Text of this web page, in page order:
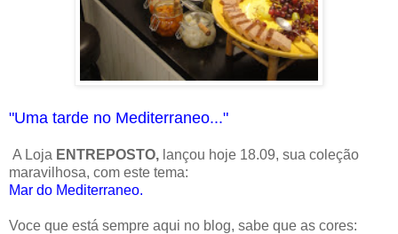
"Uma tarde no Mediterraneo..."
A Loja ENTREPOSTO, lançou hoje 18.09, sua coleção
maravilhosa, com este tema:
Mar do Mediterraneo.
Voce que está sempre aqui no blog, sabe que as cores: